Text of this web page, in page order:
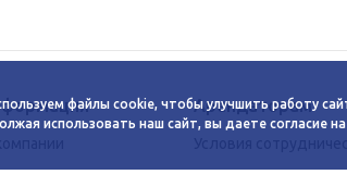
Арендаторам
Заявка на аренду
файлы cookie, чтобы улучшить работу
использовать наш сайт, вы даете согласие